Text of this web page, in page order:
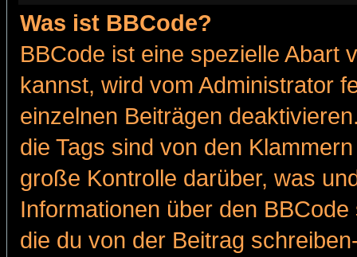
Was ist BBCode?
BBCode ist eine spezielle Abart
kannst, wird vom Administrator
einzelnen Beiträgen
die Tags sind von den
große Kontrolle darüber, was
Informationen über den
die du von der Beitrag